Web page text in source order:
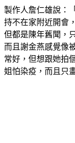
製作人詹仁雄說：
持不在家附近開會
但都是陳年舊聞，
而且謝金燕感覺像
常好，但想跟她拍
姐怕染疫，而且只